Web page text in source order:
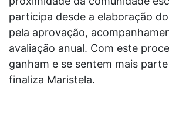
participa desde a elaboração
pela aprovação,
avaliação anual. Com este
ganham e se sentem mais parte
finaliza Maristela.